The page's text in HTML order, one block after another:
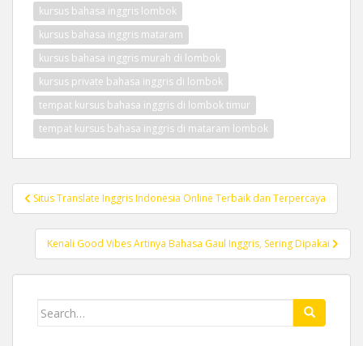
kursus bahasa inggris lombok
kursus bahasa inggris mataram
kursus bahasa inggris murah di lombok
kursus private bahasa inggris di lombok
tempat kursus bahasa inggris di lombok timur
tempat kursus bahasa inggris di mataram lombok
Post
navigation
Situs Translate Inggris Indonesia Online Terbaik dan Terpercaya
Kenali Good Vibes Artinya Bahasa Gaul Inggris, Sering Dipakai
Search